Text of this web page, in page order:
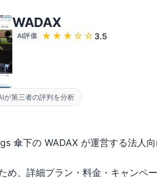
WADAX
AI評価 ★★★ ☆☆ 3.5
が第三者の評判を分析
傘下の WADAX が運営する法人向
め、詳細プラン・料金・キャンペ